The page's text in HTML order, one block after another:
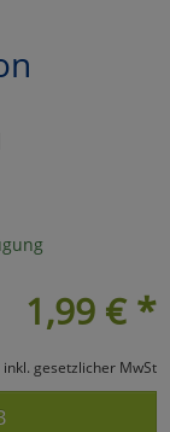
1,99 € *
gesetzlicher MwSt